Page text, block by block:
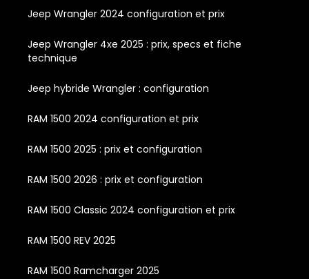
Jeep Wrangler 2024 configuration et prix
Jeep Wrangler 4xe 2025 : prix, specs et fiche
technique
Jeep hybride Wrangler : configuration
RAM 1500 2024 configuration et prix
RAM 1500 2025 : prix et configuration
RAM 1500 2026 : prix et configuration
RAM 1500 Classic 2024 configuration et prix
RAM 1500 REV 2025
RAM 1500 Ramcharger 2025